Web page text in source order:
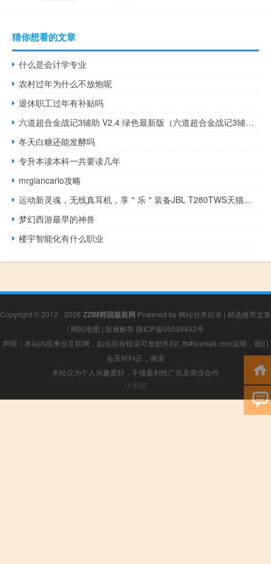
猜你想看的文章
什么是会计学专业
农村过年为什么不放炮呢
退休职工过年有补贴吗
六道超合金战记3辅助 V2.4 绿色最新版（六道超合金战记3辅助 V2.4 绿色最新版功能简介）
冬天白糖还能发酵吗
专升本读本科一共要读几年
mrgiancarlo攻略
运动新灵魂，无线真耳机，享＂乐＂装备JBL T280TWS天猫发售在即
梦幻西游最早的神兽
楼宇智能化有什么职业
Copyright © 2012 - 2026 ZZIM韩国服装网 Powered by 网站分类目录 | 精选推荐文章
| 网站地图 | 疑难解答 陕ICP备05039492号
声明：本站内容来自互联网，如信息有错误可发邮件到f_fb#foxmail.com说明，我们
会及时纠正，谢谢
本站仅为个人兴趣爱好，不接盈利性广告及商业合作
小男孩